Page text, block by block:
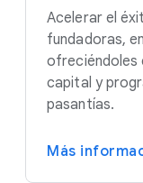
Acelerar el
fundadoras,
ofreciéndoles
capital y
pasantías.
Más